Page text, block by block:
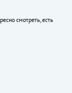
смотреть, есть